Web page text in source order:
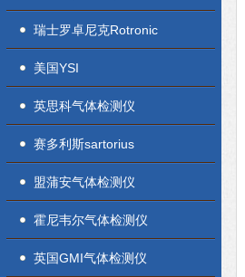
瑞士罗卓尼克Rotronic
美国YSI
英思科气体检测仪
赛多利斯sartorius
盟蒲安气体检测仪
霍尼韦尔气体检测仪
英国GMI气体检测仪